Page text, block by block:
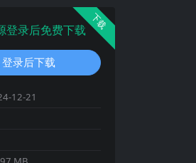
下载
登录后免费下载
登录后下载
12-21